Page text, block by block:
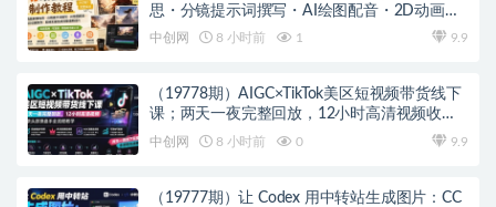
思・分镜提示词撰写・AI绘图配音・2D动画制
作・剪映实操完成完整漫剧成片
中创网 8 小时前 1 9.9
（19778期）AIGC×TikTok美区短视频带货线下
课；两天一夜完整回放，12小时高清视频收录
头部操盘手全流程教学
中创网 8 小时前 0 9.9
（19777期）让 Codex 用中转站生成图片：CC